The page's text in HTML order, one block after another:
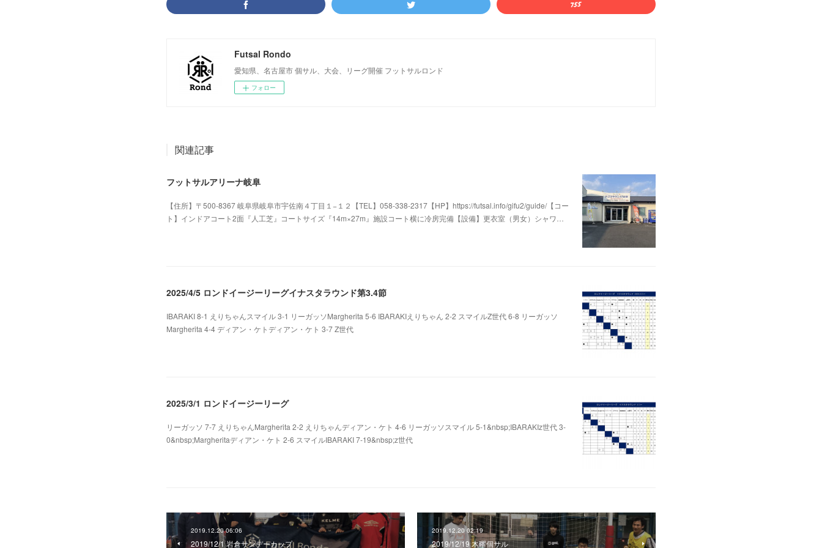
Futsal Rondo
愛知県、名古屋市 個サル、大会、リーグ開催 フットサルロンド
フォロー
関連記事
フットサルアリーナ岐阜
【住所】〒500-8367 岐阜県岐阜市宇佐南４丁目１−１２【TEL】058-338-2317【HP】https://futsal.info/gifu2/guide/【コー
ト】インドアコート2面『人工芝』コートサイズ『14m×27m』施設コート横に冷房完備【設備】更衣室（男女）シャワ…
2025/4/5 ロンドイージーリーグイナスタラウンド第3.4節
IBARAKI 8-1 えりちゃんスマイル 3-1 リーガッソMargherita 5-6 IBARAKIえりちゃん 2-2 スマイルZ世代 6-8 リーガッソ
Margherita 4-4 ディアン・ケトディアン・ケト 3-7 Z世代
2025/3/1 ロンドイージーリーグ
リーガッソ 7-7 えりちゃんMargherita 2-2 えりちゃんディアン・ケト 4-6 リーガッソスマイル 5-1&nbsp;IBARAKIz世代 3-
0&nbsp;Margheritaディアン・ケト 2-6 スマイルIBARAKI 7-19&nbsp;z世代
2019.12.20 06:06
2019/12/1 岩倉サンデーカップ
2019.12.20 02:19
2019/12/19 木曜個サル